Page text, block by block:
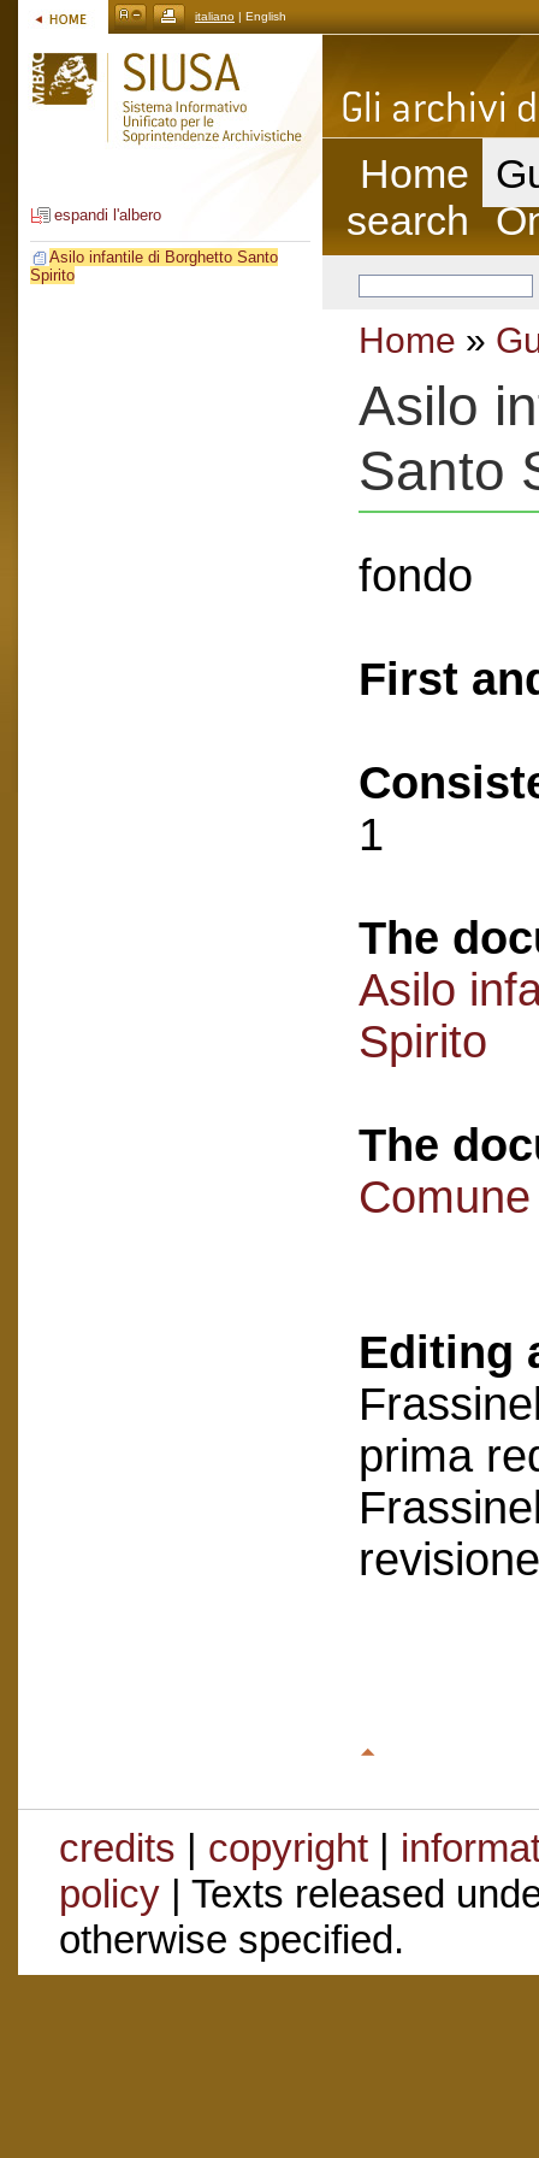
italiano | English
espandi l'albero
Asilo infantile di Borghetto Santo
Spirito
Home
search
Home »
Asilo
Santo
fondo
First
1
The
Asilo
Spirito
The
Editing
prima
revisione
credits | copyright|
policy| Texts released
otherwise specified.